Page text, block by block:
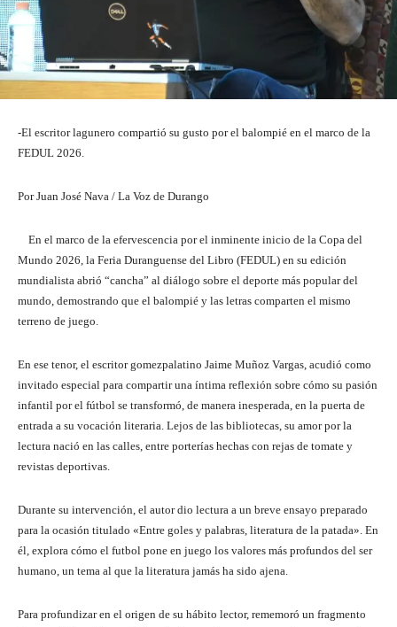
-El escritor lagunero compartió su gusto por el balompié en el marco de la
FEDUL 2026.
Por Juan José Nava / La Voz de Durango
En el marco de la efervescencia por el inminente inicio de la Copa del
Mundo 2026, la Feria Duranguense del Libro (FEDUL) en su edición
mundialista abrió “cancha” al diálogo sobre el deporte más popular del
mundo, demostrando que el balompié y las letras comparten el mismo
terreno de juego.
En ese tenor, el escritor gomezpalatino Jaime Muñoz Vargas, acudió como
invitado especial para compartir una íntima reflexión sobre cómo su pasión
infantil por el fútbol se transformó, de manera inesperada, en la puerta de
entrada a su vocación literaria. Lejos de las bibliotecas, su amor por la
lectura nació en las calles, entre porterías hechas con rejas de tomate y
revistas deportivas.
Durante su intervención, el autor dio lectura a un breve ensayo preparado
para la ocasión titulado «Entre goles y palabras, literatura de la patada». En
él, explora cómo el futbol pone en juego los valores más profundos del ser
humano, un tema al que la literatura jamás ha sido ajena.
Para profundizar en el origen de su hábito lector, rememoró un fragmento